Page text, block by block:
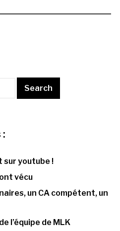
:
sur youtube !
vécu
un CA compétent, un
l’équipe de MLK